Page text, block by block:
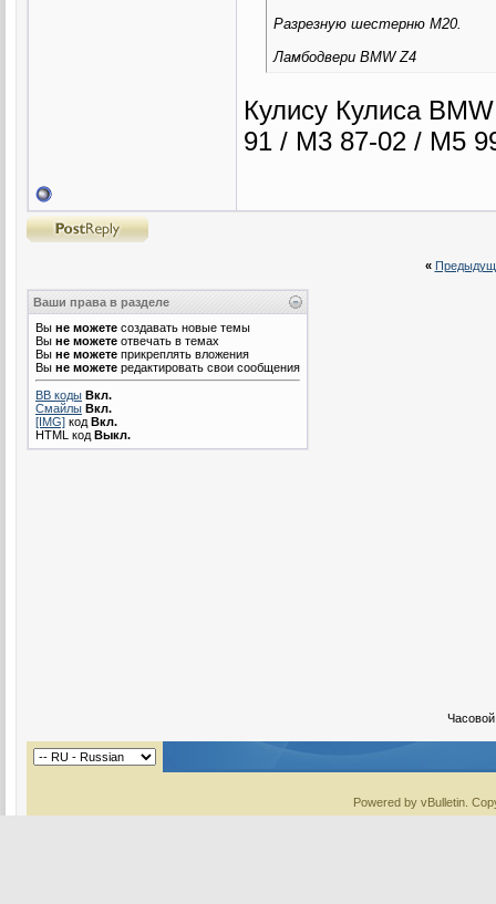
Разрезную шестерню M20.
Ламбодвери BMW Z4
Кулису Кулиса
91 / M3 87-02 / M5
«
Ваши права в разделе
Вы не можете создавать новые темы
Вы не можете отвечать в темах
Вы не можете прикреплять вложения
Вы не можете редактировать свои сообщения
BB коды Вкл.
Смайлы Вкл.
[IMG] код Вкл.
HTML код Выкл.
Powered by vBulletin.